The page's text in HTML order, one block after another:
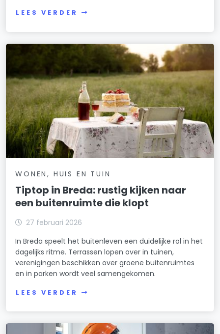
LEES VERDER
WONEN, HUIS EN TUIN
Tiptop in Breda: rustig kijken naar
een buitenruimte die klopt
27 februari 2026
In Breda speelt het buitenleven een duidelijke rol in het
dagelijks ritme. Terrassen lopen over in tuinen,
verenigingen beschikken over groene buitenruimtes
en in parken wordt veel samengekomen.
LEES VERDER